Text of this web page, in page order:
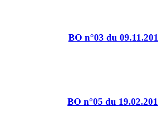
BO n°03 du
BO n°05 du